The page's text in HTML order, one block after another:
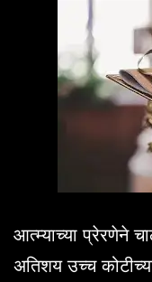
आत्म्याच्या प्रेरणेने
अतिशय उच्च